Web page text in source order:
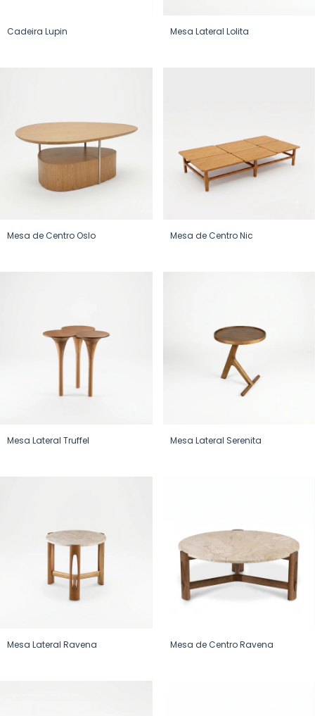
Cadeira Lupin Mesa Lateral Lolita
Mesa de Centro Oslo Mesa de Centro Nic
Mesa Lateral Truffel Mesa Lateral Serenita
Mesa Lateral Ravena Mesa de Centro Ravena